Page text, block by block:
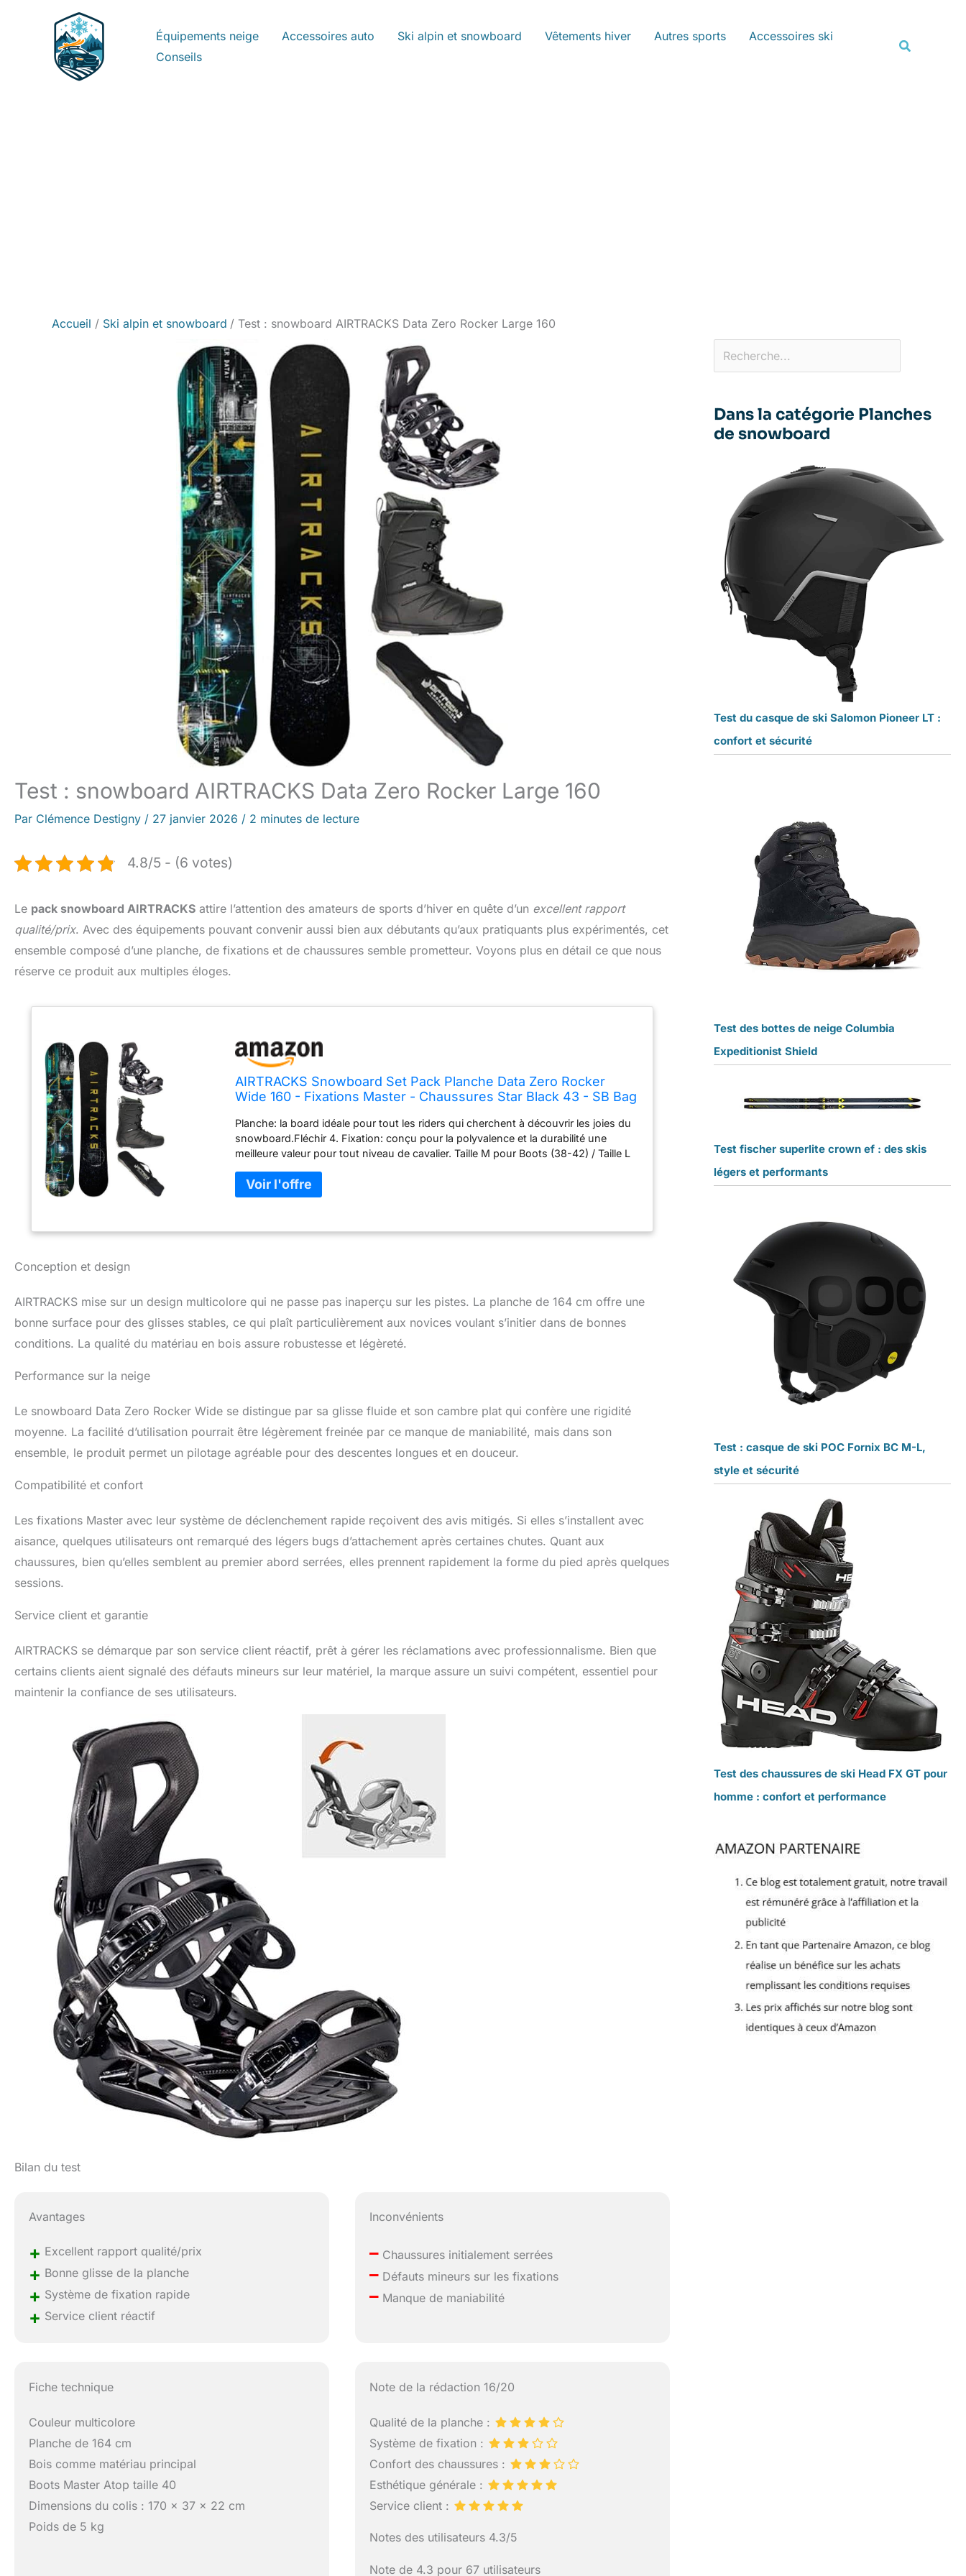
Équipements neige Accessoires auto Ski alpin et snowboard Vêtements hiver Autres sports
Accessoires ski
Conseils
Accueil Ski alpin et snowboard Test : snowboard AIRTRACKS Data Zero Rocker Large 160
Test : snowboard AIRTRACKS Data Zero Rocker Large 160
Par Clémence Destigny / 27 janvier 2026 / 2 minutes de lecture
4.8/5 - (6 votes)
Le pack snowboard AIRTRACKS attire l’attention des amateurs de sports d’hiver en quête d’un excellent rapport
qualité/prix. Avec des équipements pouvant convenir aussi bien aux débutants qu’aux pratiquants plus expérimentés, cet
ensemble composé d’une planche, de fixations et de chaussures semble prometteur. Voyons plus en détail ce que nous
réserve ce produit aux multiples éloges.
AIRTRACKS Snowboard Set Pack Planche Data Zero Rocker
Wide 160 - Fixations Master - Chaussures Star Black 43 - SB Bag
Planche: la board idéale pour tout les riders qui cherchent à découvrir les joies du
snowboard.Fléchir 4. Fixation: conçu pour la polyvalence et la durabilité une
meilleure valeur pour tout niveau de cavalier. Taille M pour Boots (38-42) / Taille L
offre l'équilibre idéal entre confort et performance toute montagne.Vous pouvez
choisir entre 3 modèles: STRONG, STAR et MASTER QL(Fast Lace).IMPORTANT:
normale! Sac: Longueur de la housse 175cm Planche: la board idéale pour tout les
Conception et design
AIRTRACKS mise sur un design multicolore qui ne passe pas inaperçu sur les pistes. La planche de 164 cm offre une
bonne surface pour des glisses stables, ce qui plaît particulièrement aux novices voulant s’initier dans de bonnes
conditions. La qualité du matériau en bois assure robustesse et légèreté.
Performance sur la neige
Le snowboard Data Zero Rocker Wide se distingue par sa glisse fluide et son cambre plat qui confère une rigidité
moyenne. La facilité d’utilisation pourrait être légèrement freinée par ce manque de maniabilité, mais dans son
ensemble, le produit permet un pilotage agréable pour des descentes longues et en douceur.
Compatibilité et confort
Les fixations Master avec leur système de déclenchement rapide reçoivent des avis mitigés. Si elles s’installent avec
aisance, quelques utilisateurs ont remarqué des légers bugs d’attachement après certaines chutes. Quant aux
chaussures, bien qu’elles semblent au premier abord serrées, elles prennent rapidement la forme du pied après quelques
sessions.
Service client et garantie
AIRTRACKS se démarque par son service client réactif, prêt à gérer les réclamations avec professionnalisme. Bien que
certains clients aient signalé des défauts mineurs sur leur matériel, la marque assure un suivi compétent, essentiel pour
maintenir la confiance de ses utilisateurs.
Bilan du test
Avantages
+ Excellent rapport qualité/prix
+ Bonne glisse de la planche
+ Système de fixation rapide
+ Service client réactif
Inconvénients
– Chaussures initialement serrées
– Défauts mineurs sur les fixations
– Manque de maniabilité
Fiche technique
Couleur multicolore
Planche de 164 cm
Bois comme matériau principal
Boots Master Atop taille 40
Dimensions du colis : 170 x 37 x 22 cm
Poids de 5 kg
Note de la rédaction 16/20
Qualité de la planche :
Système de fixation :
Confort des chaussures :
Esthétique générale :
Service client :
Notes des utilisateurs 4.3/5
Note de 4.3 pour 67 utilisateurs
Dans la catégorie Planches
de snowboard
Test du casque de ski Salomon Pioneer LT :
confort et sécurité
Test des bottes de neige Columbia
Expeditionist Shield
Test fischer superlite crown ef : des skis
légers et performants
Test : casque de ski POC Fornix BC M-L,
style et sécurité
Test des chaussures de ski Head FX GT pour
homme : confort et performance